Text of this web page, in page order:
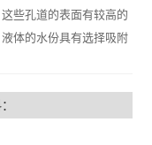
些孔道的表面有较高的
体的水份具有选择吸附